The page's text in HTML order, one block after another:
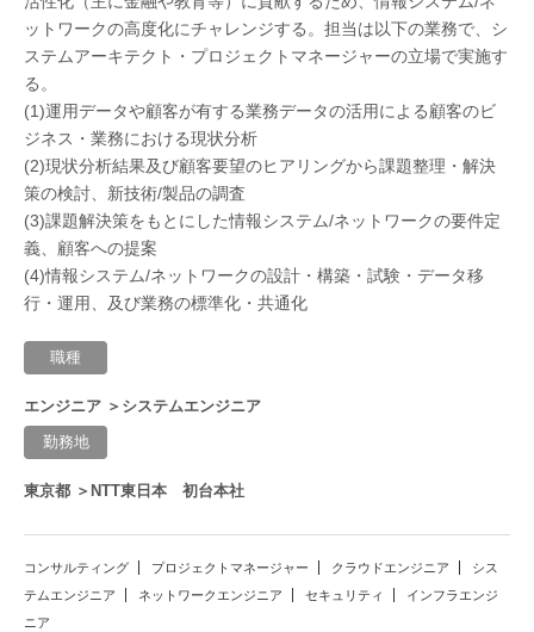
ットワークの高度化にチャレンジする。担当は以下の業務で、シ
ステムアーキテクト・プロジェクトマネージャーの立場で実施す
る。
(1)運用データや顧客が有する業務データの活用による顧客のビ
ジネス・業務における現状分析
(2)現状分析結果及び顧客要望のヒアリングから課題整理・解決
策の検討、新技術/製品の調査
(3)課題解決策をもとにした情報システム/ネットワークの要件定
義、顧客への提案
(4)情報システム/ネットワークの設計・構築・試験・データ移
行・運用、及び業務の標準化・共通化
職種
エンジニア ＞システムエンジニア
勤務地
東京都 ＞NTT東日本 初台本社
コンサルティング プロジェクトマネージャー クラウドエンジニア
シス
テムエンジニア
ネットワークエンジニア セキュリティ
インフラエンジ
ニア